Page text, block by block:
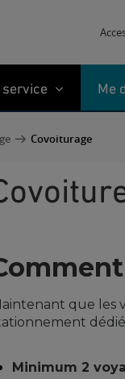
Me
Covoiturage
que les
Minimum 2